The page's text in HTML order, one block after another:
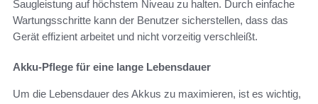
Saugleistung auf höchstem Niveau zu halten. Durch einfache
Wartungsschritte kann der Benutzer sicherstellen, dass das
Gerät effizient arbeitet und nicht vorzeitig verschleißt.
Akku-Pflege für eine lange Lebensdauer
Um die Lebensdauer des Akkus zu maximieren, ist es wichtig,